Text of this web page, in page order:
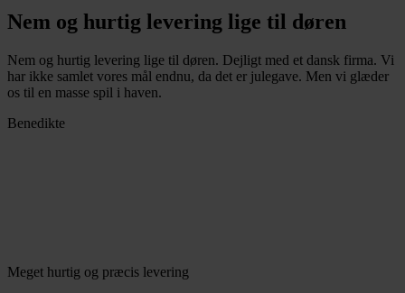
Nem og hurtig levering lige til døren
Nem og hurtig levering lige til døren. Dejligt med et dansk firma. Vi
har ikke samlet vores mål endnu, da det er julegave. Men vi glæder
os til en masse spil i haven.
Benedikte
Meget hurtig og præcis levering